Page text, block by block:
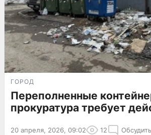
ГОРОД
Переполненные
прокуратура требует
20 апреля, 2026, 09:02 12 Обсудить